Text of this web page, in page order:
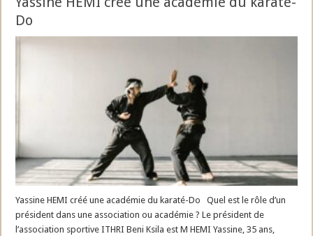
Do
Yassine HEMI créé une académie du karaté-Do Quel est le rôle d’un
président dans une association ou académie ? Le président de
l’association sportive ITHRI Beni Ksila est M HEMI Yassine, 35 ans,